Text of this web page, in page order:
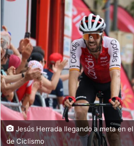
Jesús Herrada llegando a meta en
de Ciclismo